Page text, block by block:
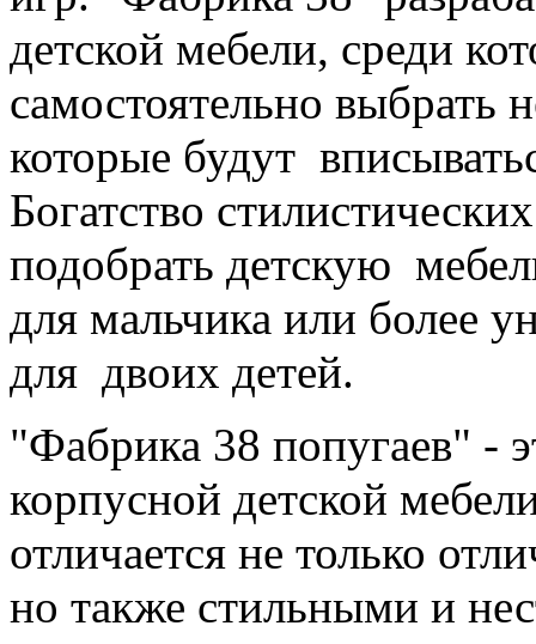
детской мебели, среди
самостоятельно выбрать
которые будут
Богатство
подобрать детскую
для мальчика или более
для двоих детей.
"Фабрика 38 попугаев" -
корпусной детской
отличается не только
но также стильными и